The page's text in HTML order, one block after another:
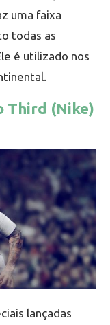
uma faixa
todas as
é utilizado nos
Third (Nike)
lançadas